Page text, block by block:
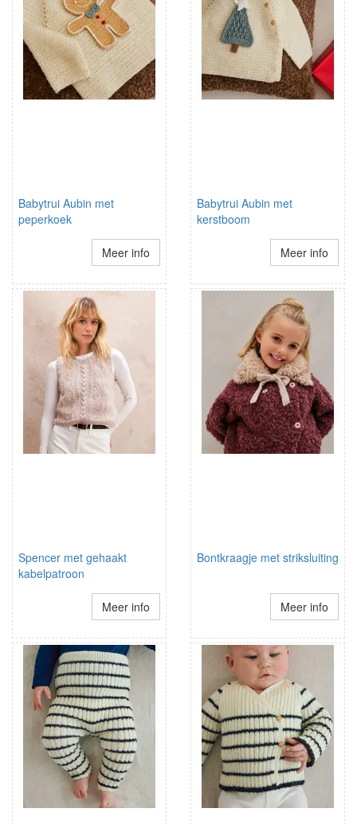
Babytrui Aubin met
peperkoek
Meer info
Babytrui Aubin met
kerstboom
Meer info
Spencer met gehaakt
kabelpatroon
Meer info
Bontkraagje met striksluiting
Meer info